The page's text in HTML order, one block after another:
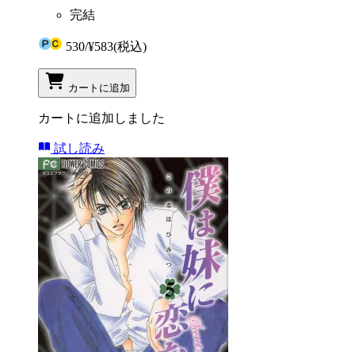
完結
530/¥583(税込)
カートに追加
カートに追加しました
試し読み